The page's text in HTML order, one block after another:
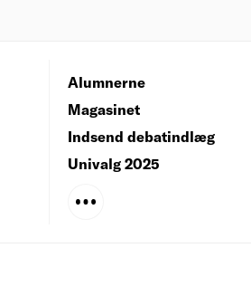
Alumnerne
Magasinet
Indsend debatindlæg
Univalg 2025